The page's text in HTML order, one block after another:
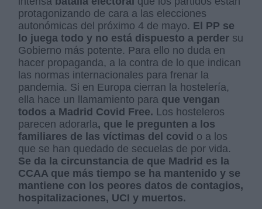
protagonizando de cara a las elecciones
autonómicas del próximo 4 de mayo. El PP se
lo juega todo y no está dispuesto a perder su
Gobierno más potente. Para ello no duda en
hacer propaganda, a la contra de lo que indican
las normas internacionales para frenar la
pandemia. Si en Europa cierran la hostelería,
ella hace un llamamiento para que vengan
todos a Madrid Covid Free. Los hosteleros
parecen adorarla, que le pregunten a los
familiares de las víctimas del covid o a los
que se han quedado de secuelas de por vida.
Se da la circunstancia de que Madrid es la
CCAA que más tiempo se ha mantenido y se
mantiene con los peores datos de contagios,
hospitalizaciones, UCI y muertos.